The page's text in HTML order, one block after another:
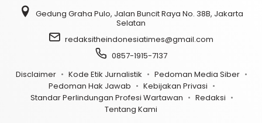
Gedung Graha Pulo, Jalan Buncit Raya No. 38B, Jakarta
Selatan
redaksitheindonesiatimes@gmail.com
0857-1915-7137
Disclaimer
Kode Etik Jurnalistik
Pedoman Media Siber
Pedoman Hak Jawab
Kebijakan Privasi
Standar Perlindungan Profesi Wartawan
Redaksi
Tentang Kami